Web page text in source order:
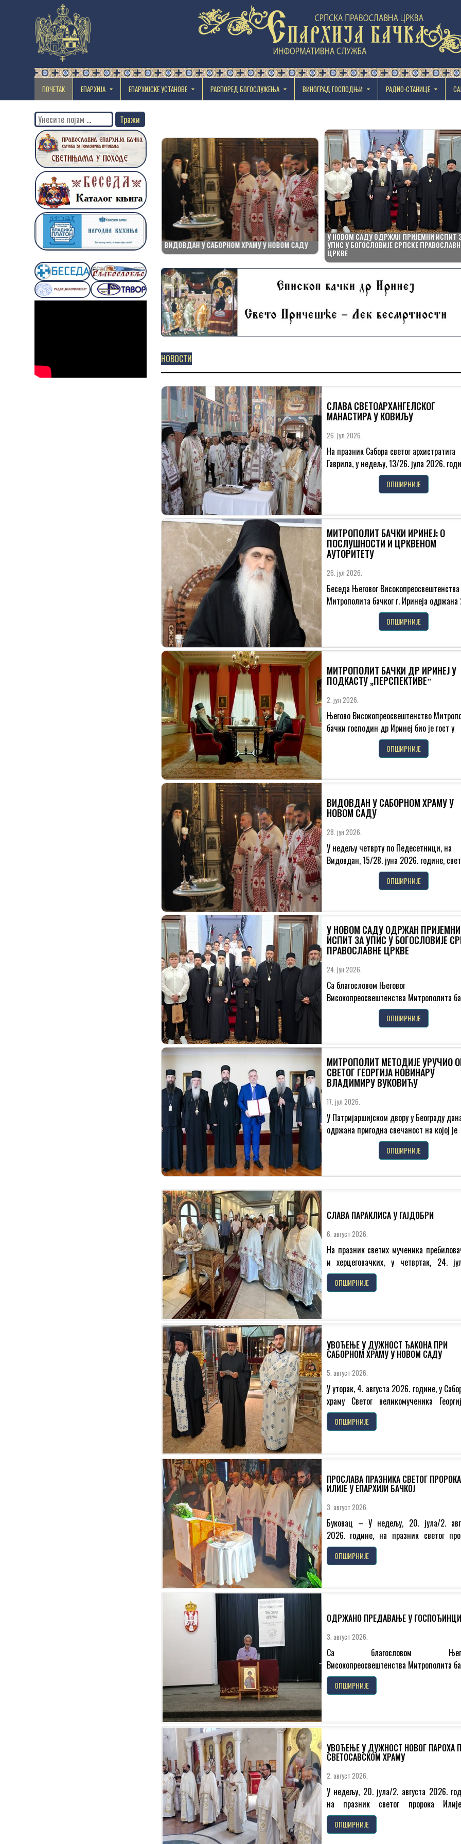
ПОЧЕТАК ЕПАРХИЈА EПАРХИЈСКЕ УСТАНОВЕ РАСПОРЕД БОГОСЛУЖЕЊА ВИНОГРАД ГОСПОДЊИ РАДИО-СТАНИЦЕ
МИТРОПОЛИТ БАЧКИ ДР ИРИНЕЈ У ПОДКАСТУ
„ПЕРСПЕКТИВЕˮ ВИДОВДАН У САБОРНОМ ХРАМУ У НОВОМ САДУ
У НОВОМ САДУ ОДРЖАН ПРИЈЕМНИ ИСПИТ
УПИС У БОГОСЛОВИЈЕ СРПСКЕ
ЦРКВЕ
НОВОСТИ
СЛАВА СВЕТОАРХАНГЕЛСКОГ
МАНАСТИРА У КОВИЉУ
26. јул 2026.
На празник Сабора светог архистратига
Гаврила, у недељу, 13/26. јула 2026.
прослављена је слава Светоархангелског
манастира у Ковиљу. На...
ОПШИРНИЈЕ
МИТРОПОЛИТ БАЧКИ ИРИНЕЈ: О
ПОСЛУШНОСТИ И ЦРКВЕНОМ
АУТОРИТЕТУ
26. јул 2026.
Беседа Његовог Високопреосвештенства
Митрополита бачког г. Иринеја одржана
јула 2026. године на светој Литургији у
манастиру Ковиљу Драга браћо...
ОПШИРНИЈЕ
МИТРОПОЛИТ БАЧКИ ДР ИРИНЕЈ У
ПОДКАСТУ „ПЕРСПЕКТИВЕˮ
2. јул 2026.
Његово Високопреосвештенство
бачки господин др Иринеј био је гост у
подкасту „Перспективеˮ, аутора
Чедомира Антића, познатог српског...
ОПШИРНИЈЕ
ВИДОВДАН У САБОРНОМ ХРАМУ У
НОВОМ САДУ
28. јун 2026.
У недељу четврту по Педесетници, на
Видовдан, 15/28. јуна 2026. године,
Литургију у Саборном храму у Новом Саду
ОПШИРНИЈЕ
У НОВОМ САДУ ОДРЖАН ПРИЈЕМНИ
ИСПИТ ЗА УПИС У БОГОСЛОВИЈЕ
ПРАВОСЛАВНЕ ЦРКВЕ
24. јун 2026.
Са благословом Његовог
Високопреосвештенства Митрополита
господина др Иринеја, у среду, 24. јуна
године, у просторијама Црквене општине
ОПШИРНИЈЕ
МИТРОПОЛИТ МЕТОДИЈЕ УРУЧИО
СВЕТОГ ГЕОРГИЈА НОВИНАРУ
ВЛАДИМИРУ ВУКОВИЋУ
17. јул 2026.
У Патријаршијском двору у Београду
одржана пригодна свечаност на којој је
Његово Високопреосвештенство
будимљанско-никшићки г. Методије
Светог великомученика и победоносца
ОПШИРНИЈЕ
СЛАВА ПАРАКЛИСА У ГАЈДОБРИ
6. август 2026.
На празник светих мученика
и херцеговачких, у четвртак, 24.
августа 2026. године, житељи
прославили славу параклиса....
ОПШИРНИЈЕ
УВОЂЕЊЕ У ДУЖНОСТ ЂАКОНА ПРИ
САБОРНОМ ХРАМУ У НОВОМ САДУ
5. август 2026.
У уторак, 4. августа 2026. године, у
храму Светог великомученика
Новом Саду, вечерњe богослужење је
протојереј...
ОПШИРНИЈЕ
ПРОСЛАВА ПРАЗНИКА СВЕТОГ ПРОРОКА
ИЛИЈЕ У ЕПАРХИЈИ БАЧКОЈ
3. август 2026.
Буковац – У недељу, 20. јула/2.
2026. године, на празник светог
Илије, прослављена је слава капеле
водици...
ОПШИРНИЈЕ
ОДРЖАНО ПРЕДАВАЊЕ У
3. август 2026.
Са благословом
Високопреосвештенства Митрополита
господина др Иринеја, у свечаној
Светосавског дома у
ОПШИРНИЈЕ
УВОЂЕЊЕ У ДУЖНОСТ НОВОГ ПАРОХА
СВЕТОСАВСКОМ ХРАМУ
2. август 2026.
У недељу, 20. јула/2. августа 2026.
на празник светог пророка
Светосавском храму у Новом Саду,
Литургијом...
ОПШИРНИЈЕ
Search
for: